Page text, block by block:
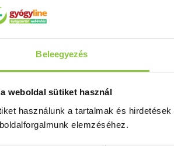
Beleegyezés
a weboldal sütiket használ
használunk a tartalmak és
elemzéséhez.